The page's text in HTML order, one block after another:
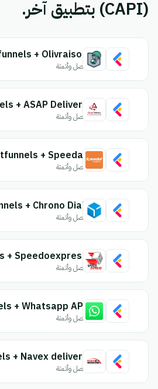
(CAPI) بتطبيق آخر.
+ Olivraison
اتصل وأتمتة
+ ASAP Delivery
اتصل وأتمتة
+ Speedaf
اتصل وأتمتة
+ Chrono Diali
اتصل وأتمتة
+ Speedoexpress
اتصل وأتمتة
+ Whatsapp API
اتصل وأتمتة
+ Navex delivery
اتصل وأتمتة